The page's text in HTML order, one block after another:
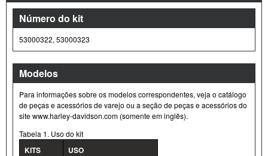
Número do kit
53000322, 53000323
Modelos
Para informações sobre os modelos correspondentes, veja o catálogo
de peças e acessórios de varejo ou a seção de peças e acessórios do
site www.harley-davidson.com (somente em inglês).
Tabela 1. Uso do kit
KITS USO